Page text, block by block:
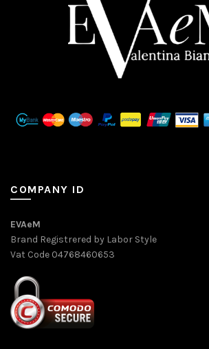
COMPANY ID
EVAeM
Brand Registrered by Labor Style
Vat Code 04768460653